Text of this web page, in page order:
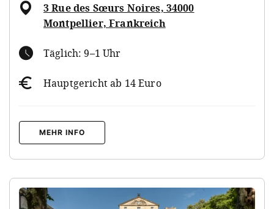
3 Rue des Sœurs Noires, 34000
Montpellier, Frankreich
Täglich: 9–1 Uhr
Hauptgericht ab 14 Euro
MEHR INFO